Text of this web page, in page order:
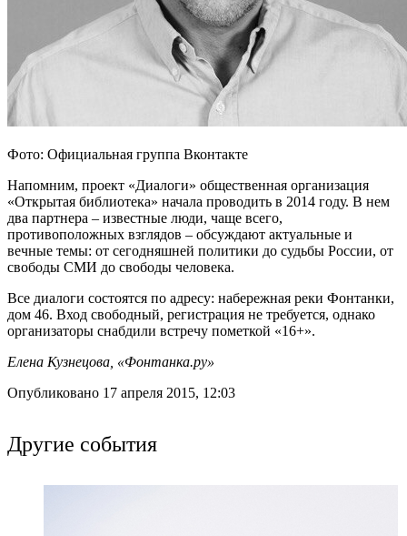
Фото: Официальная группа Вконтакте
Напомним, проект «Диалоги» общественная организация
«Открытая библиотека» начала проводить в 2014 году. В нем
два партнера – известные люди, чаще всего,
противоположных взглядов – обсуждают актуальные и
вечные темы: от сегодняшней политики до судьбы России, от
свободы СМИ до свободы человека.
Все диалоги состоятся по адресу: набережная реки Фонтанки,
дом 46. Вход свободный, регистрация не требуется, однако
организаторы снабдили встречу пометкой «16+».
Елена Кузнецова, «Фонтанка.ру»
Опубликовано 17 апреля 2015, 12:03
Другие события